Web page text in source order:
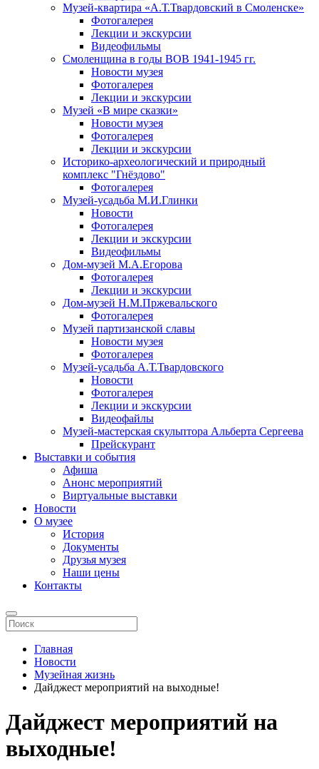
Музей-квартира «А.Т.Твардовский в Смоленске»
Фотогалерея
Лекции и экскурсии
Видеофильмы
Смоленщина в годы ВОВ 1941-1945 гг.
Новости музея
Фотогалерея
Лекции и экскурсии
Музей «В мире сказки»
Новости музея
Фотогалерея
Лекции и экскурсии
Историко-археологический и природный
комплекс "Гнёздово"
Фотогалерея
Музей-усадьба М.И.Глинки
Новости
Фотогалерея
Лекции и экскурсии
Видеофильмы
Дом-музей М.А.Егорова
Фотогалерея
Лекции и экскурсии
Дом-музей Н.М.Пржевальского
Фотогалерея
Музей партизанской славы
Новости музея
Фотогалерея
Музей-усадьба А.Т.Твардовского
Новости
Фотогалерея
Лекции и экскурсии
Видеофайлы
Музей-мастерская скульптора Альберта Сергеева
Прейскурант
Выставки и события
Афиша
Анонс мероприятий
Виртуальные выставки
Новости
О музее
История
Документы
Друзья музея
Наши цены
Контакты
Главная
Новости
Музейная жизнь
Дайджест мероприятий на выходные!
Дайджест мероприятий на
выходные!